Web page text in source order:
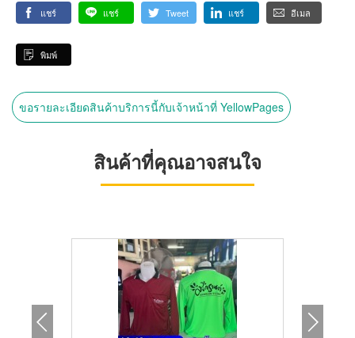
แชร์ แชร์ Tweet แชร์ อีเมล
พิมพ์
ขอรายละเอียดสินค้าบริการนี้กับเจ้าหน้าที่ YellowPages
สินค้าที่คุณอาจสนใจ